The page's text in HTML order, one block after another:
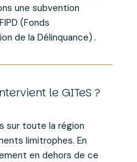
une subvention
FIPD (Fonds
de la Délinquance) .
le GITeS ?
sur toute la région
limitrophes. En
en dehors de ce